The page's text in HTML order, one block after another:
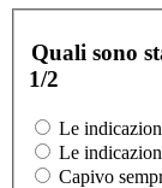
Quali sono
1/2
Le
Le
Capivo